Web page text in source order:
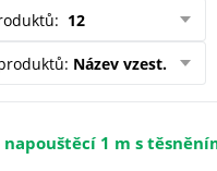
: 12
: Název vzest.
napouštěcí 1 m s